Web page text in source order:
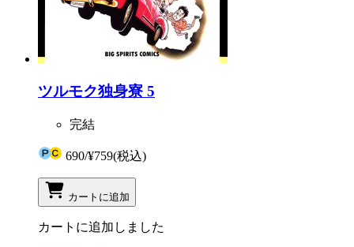
ツルモク独身寮 5
完結
690/¥759(税込)
カートに追加
カートに追加しました